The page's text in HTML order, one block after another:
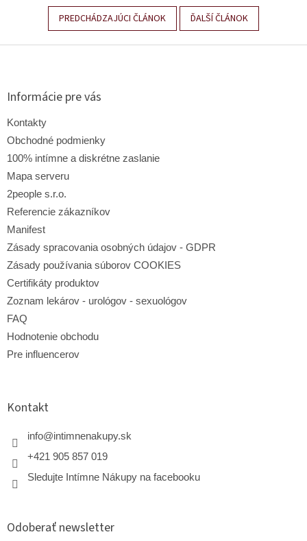
PREDCHÁDZAJÚCI ČLÁNOK ĎALŠÍ ČLÁNOK
Z
Informácie pre vás
Kontakty
Obchodné podmienky
100% intímne a diskrétne zaslanie
Mapa serveru
2people s.r.o.
Referencie zákazníkov
Manifest
Zásady spracovania osobných údajov - GDPR
Zásady používania súborov COOKIES
Certifikáty produktov
Zoznam lekárov - urológov - sexuológov
FAQ
Hodnotenie obchodu
Pre influencerov
Kontakt
info@intimnenakupy.sk
+421 905 857 019
Sledujte Intímne Nákupy na facebooku
Odoberať newsletter